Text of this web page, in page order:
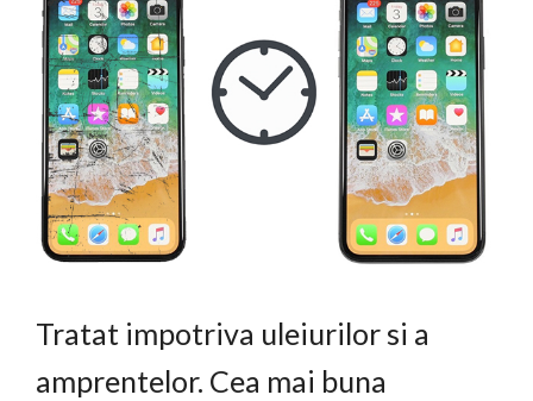
Tratat impotriva uleiurilor si a
amprentelor. Cea mai buna